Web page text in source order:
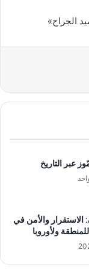
الجراح»
والأمن في
ولأوروبا